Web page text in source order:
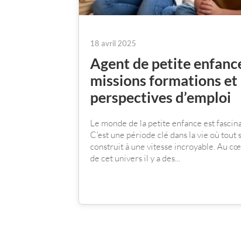
18 avril 2025
Agent de petite
missions formations et
perspectives d’emploi
Le monde de la petite enfance est
C'est une période clé dans la vie où tout
construit à une vitesse incroyable. Au
de cet univers il y a des...